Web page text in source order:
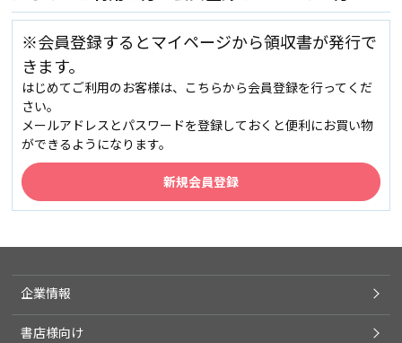
※会員登録するとマイページから領収書が発行で
きます。
はじめてご利用のお客様は、こちらから会員登録を行ってくだ
さい。
メールアドレスとパスワードを登録しておくと便利にお買い物
ができるようになります。
企業情報
書店様向け